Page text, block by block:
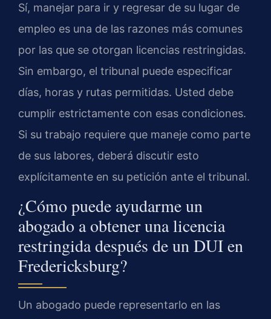
Sí, manejar para ir y regresar de su lugar de
empleo es una de las razones más comunes
por las que se otorgan licencias restringidas.
Sin embargo, el tribunal puede especificar
días, horas y rutas permitidas. Usted debe
cumplir estrictamente con esas condiciones.
Si su trabajo requiere que maneje como parte
de sus labores, deberá discutir esto
explícitamente en su petición ante el tribunal.
¿Cómo puede ayudarme un
abogado a obtener una licencia
restringida después de un DUI en
Fredericksburg?
Un abogado puede representarlo en las